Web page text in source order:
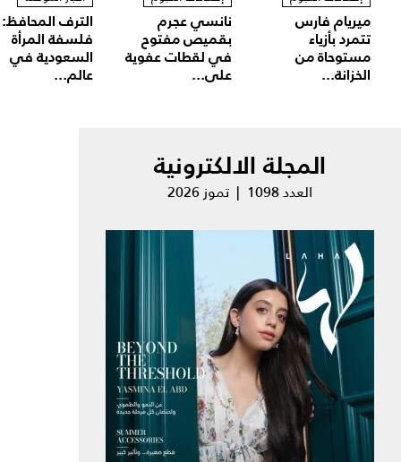
ميريام فارس
تتمرد بأزياء
مستوحاة من
الخزانة...
نانسي عجرم
بقميص مفتوح
في لقطات عفوية
على...
الترف المحافظ:
فلسفة المرأة
السعودية في
عالم...
المجلة الالكترونية
العدد 1098 | تموز 2026